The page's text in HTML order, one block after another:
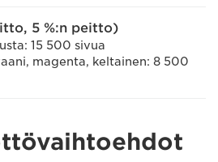
5 %:n peitto)
15 500 sivua
magenta, keltainen: 8 500